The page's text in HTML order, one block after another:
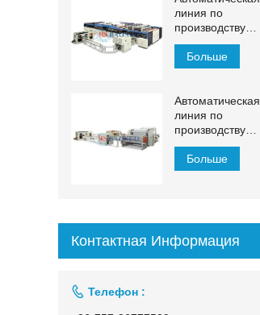
линия по
производству
салфеток для
лица ЙХ-ФГ
Больше
Автоматическая
линия по
производству
косметических
салфеток 1500–
2200 мм с
Больше
Контактная Информация
 Телефон :